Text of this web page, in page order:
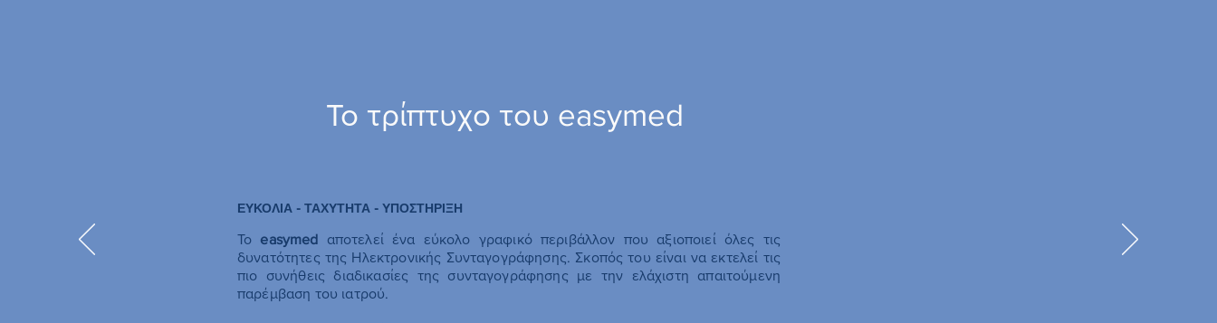
Το easymed αποτελεί ένα εύκολο γραφικό περιβάλλον που αξιοποιεί όλες τις
δυνατότητες της Ηλεκτρονικής Συνταγογράφησης. Σκοπός του είναι να εκτελεί τις
πιο συνήθεις διαδικασίες της συνταγογράφησης με την ελάχιστη απαιτούμενη
παρέμβαση του ιατρού.
Το τρίπτυχο του easymed
ΕΥΚΟΛΙΑ - ΤΑΧΥΤΗΤΑ - ΥΠΟΣΤΗΡΙΞΗ